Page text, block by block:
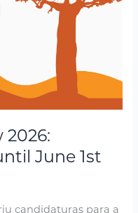
2026:
June 1st
candidaturas para a